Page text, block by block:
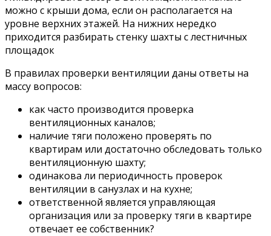
можно с крыши дома, если он располагается на
уровне верхних этажей. На нижних нередко
приходится разбирать стенку шахты с лестничных
площадок
В правилах проверки вентиляции даны ответы на
массу вопросов:
как часто производится проверка
вентиляционных каналов;
наличие тяги положено проверять по
квартирам или достаточно обследовать только
вентиляционную шахту;
одинакова ли периодичность проверок
вентиляции в санузлах и на кухне;
ответственной является управляющая
организация или за проверку тяги в квартире
отвечает ее собственник?